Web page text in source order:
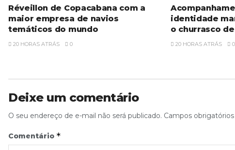
Réveillon de Copacabana com a
maior empresa de navios
temáticos do mundo
20 HORAS ATRÁS 0
identidade
o churrasco
20 HORAS ATRÁS 0
Deixe um comentário
O seu endereço de e-mail não será publicado. Campos
Comentário *